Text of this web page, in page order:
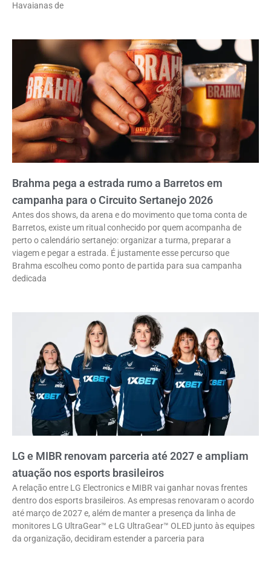
Havaianas de
Brahma pega a estrada rumo a Barretos em
campanha para o Circuito Sertanejo 2026
Antes dos shows, da arena e do movimento que toma conta de
Barretos, existe um ritual conhecido por quem acompanha de
perto o calendário sertanejo: organizar a turma, preparar a
viagem e pegar a estrada. É justamente esse percurso que
Brahma escolheu como ponto de partida para sua campanha
dedicada
LG e MIBR renovam parceria até 2027 e ampliam
atuação nos esports brasileiros
A relação entre LG Electronics e MIBR vai ganhar novas frentes
dentro dos esports brasileiros. As empresas renovaram o acordo
até março de 2027 e, além de manter a presença da linha de
monitores LG UltraGear™ e LG UltraGear™ OLED junto às equipes
da organização, decidiram estender a parceria para